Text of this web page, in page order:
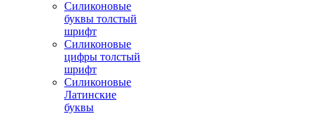
Силиконовые
буквы толстый
шрифт
Силиконовые
цифры толстый
шрифт
Силиконовые
Латинские
буквы